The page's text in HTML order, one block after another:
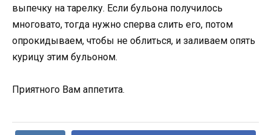
выпечку на тарелку. Если бульона получилось
многовато, тогда нужно сперва слить его, потом
опрокидываем, чтобы не облиться, и заливаем опять
курицу этим бульоном.
Приятного Вам аппетита.